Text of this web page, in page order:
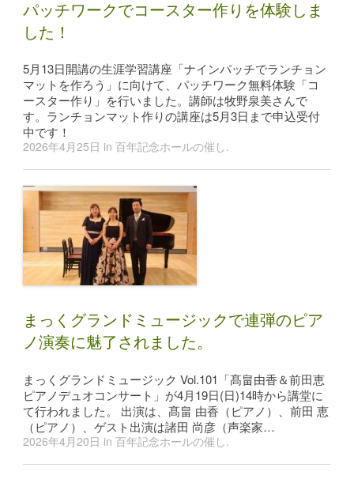
パッチワークでコースター作りを体験しま
した！
5月13日開講の生涯学習講座「ナインパッチでランチョン
マットを作ろう」に向けて、パッチワーク無料体験「コ
ースター作り」を行いました。講師は牧野泉美さんで
す。ランチョンマット作りの講座は5月3日まで申込受付
中です！
2026年4月25日 in百年記念ホールの催し.
まっくグランドミュージックで連弾のピア
ノ演奏に魅了されました。
まっくグランドミュージック Vol.101「髙畠由香＆前田恵
ピアノデュオコンサート」が4月19日(日)14時から講堂に
て行われました。 出演は、髙畠 由香（ピアノ）、前田 恵
（ピアノ）、ゲスト出演は諸田 尚彦（声楽家…
2026年4月20日 in百年記念ホールの催し.